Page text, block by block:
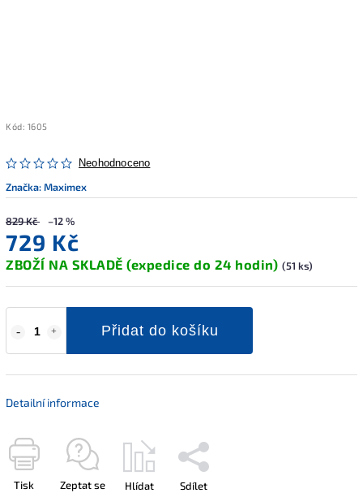
Kód: 1605
Neohodnoceno
Značka:Maximex
829 Kč –12 %
729 Kč
ZBOŽÍ NA SKLADĚ (expedice do 24 hodin) (51 ks)
Přidat do košíku
Detailní informace
Tisk Zeptat se Hlídat Sdílet